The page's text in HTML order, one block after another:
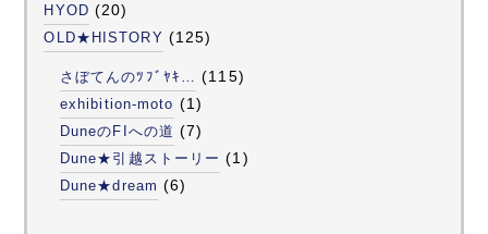
HYOD (20)
OLD★HISTORY (125)
さぼてんのﾂﾌﾞﾔｷ… (115)
exhibition-moto (1)
DuneのFIへの道 (7)
Dune★引越ストーリー (1)
Dune★dream (6)